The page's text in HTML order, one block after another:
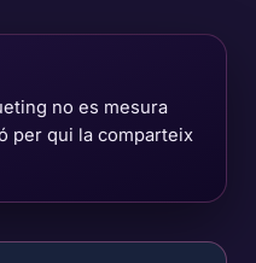
no es mesura
per qui la comparteix